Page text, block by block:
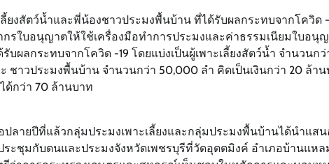
ลี้ยงสัตว์น้ำและพี่น้องชาวประมงพื้นบ้าน ที่ได้รับผลกระทบจากโควิด
กรใบอนุญาตให้ใช้เครื่องมือทำการประมงและค่าธรรมเนียมใบอนุ
ผลกระทบจากโควิด -19 โดยแบ่งเป็นผู้เพาะเลี้ยงสัตว์น้ำ จำนวนกว่
ชาวประมงพื้นบ้าน จำนวนกว่า 50,000 ลำ คิดเป็นเงินกว่า 20 ล้า
ด้กว่า 70 ล้านบาท
ปลายปีที่แล้วกลุ่มประมงเพาะเลี้ยงและกลุ่มประมงพื้นบ้านได้นำเเส
ะชุมกับตนและประมงจังหวัดเพชรบุรีที่วัดอุตตมิงค์ อำเภอบ้านแหล